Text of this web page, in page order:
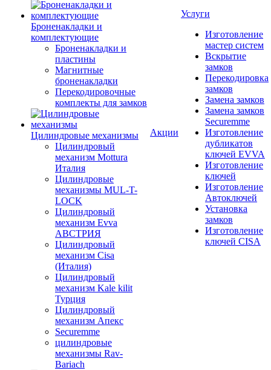
Броненакладки и
комплектующие
Броненакладки и
пластины
Магнитные
броненакладки
Перекодировочные
комплекты для замков
Цилиндровые механизмы
Цилиндровый
механизм Mottura
Италия
Цилиндровые
механизмы MUL-T-
LOCK
Цилиндровый
механизм Evva
АВСТРИЯ
Цилиндровый
механизм Cisa
(Италия)
Цилиндровый
механизм Kale kilit
Турция
Цилиндровый
механизм Апекс
Securemme
цилиндровые
механизмы Rav-
Bariach
Акции
Услуги
Изготовление
мастер систем
Вскрытие
замков
Перекодировка
замков
Замена замков
Замена замков
Securemme
Изготовление
дубликатов
ключей EVVA
Изготовление
ключей
Изготовление
Автоключей
Установка
замков
Изготовление
ключей CISA